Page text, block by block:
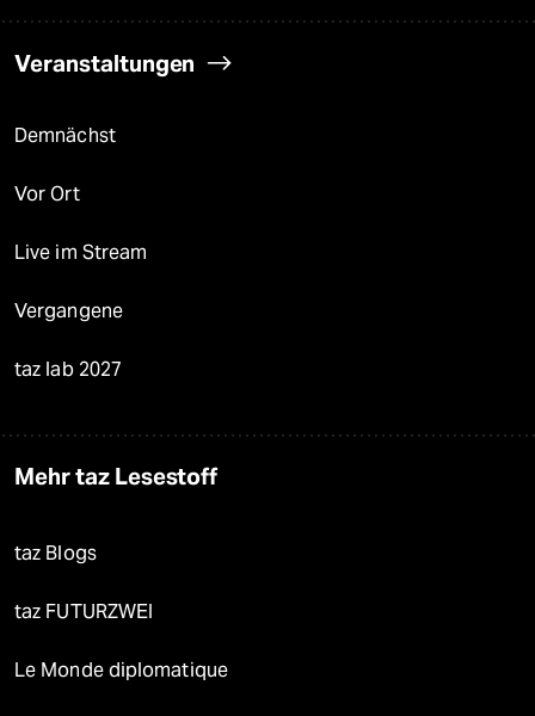
Veranstaltungen
Demnächst
Vor Ort
Live im Stream
Vergangene
taz lab 2027
Mehr taz Lesestoff
taz Blogs
taz FUTURZWEI
Le Monde diplomatique